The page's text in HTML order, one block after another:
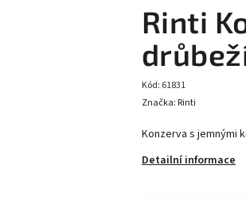
Rinti
Kód: 61831
Konzerva s jemnými
Detailní informace
Značka: Rinti